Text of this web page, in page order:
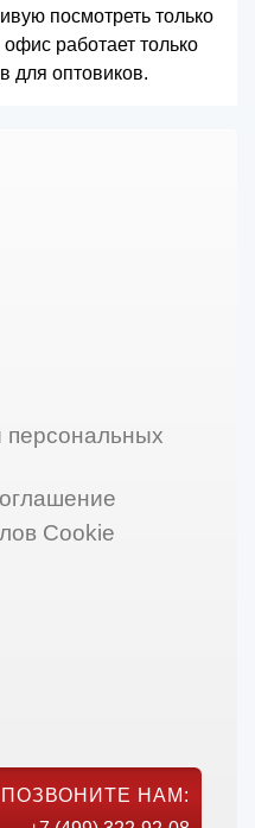
посмотреть только
работает только
для оптовиков.
персональных
Cookie
ПОЗВОНИТЕ НАМ: